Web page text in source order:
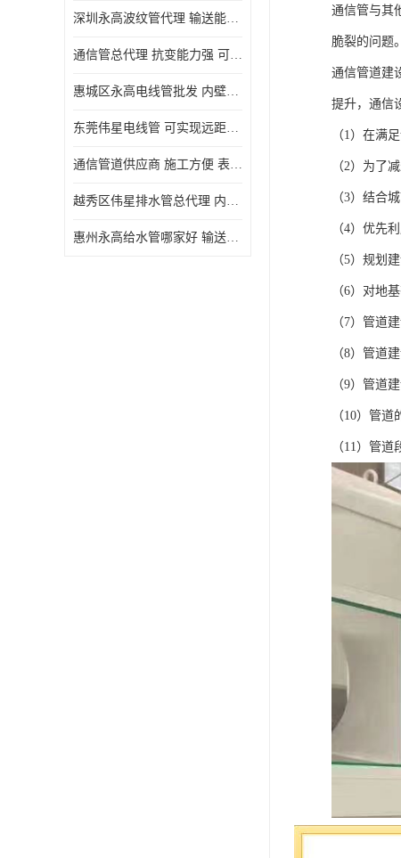
深圳永高波纹管代理 输送能力强 可以承受高温
通信管总代理 抗变能力强 可耐强震 扭曲
惠城区永高电线管批发 内壁光滑 抗震性能好
东莞伟星电线管 可实现远距离通信 频率稳定性好
通信管道供应商 施工方便 表面电阻系数大
越秀区伟星排水管总代理 内部表面光滑 大功率 效率高
惠州永高给水管哪家好 输送能力强 方便施工和运输
通信管与其
脆裂的问题。
通信管道建
提升，通信
（1）在满
（2）为了
（3）结合
（4）优先
（5）规划
（6）对地
（7）管道
（8）管道
（9）管道
（10）管
（11）管